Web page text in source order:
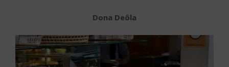
Dona Deôla